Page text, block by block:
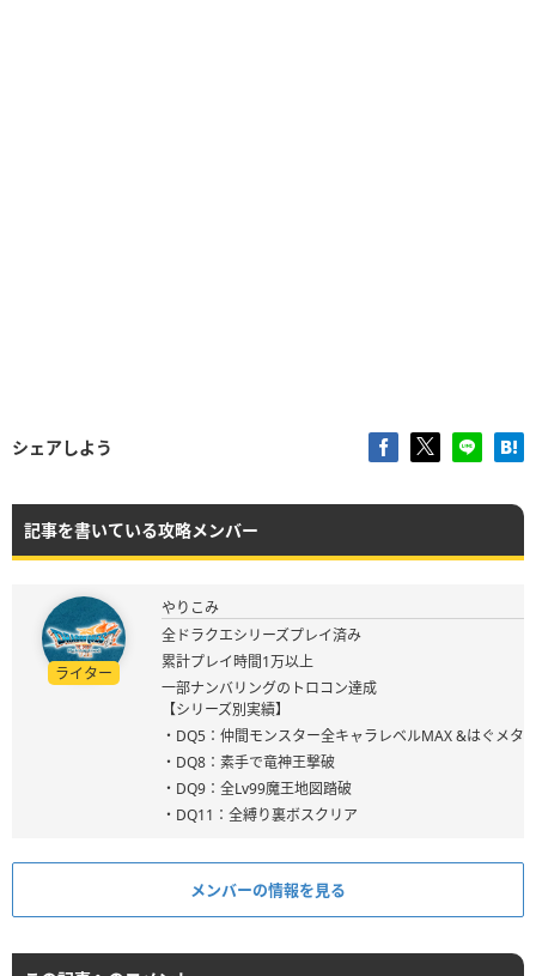
シェアしよう
記事を書いている攻略メンバー
ライター
やりこみ
全ドラクエシリーズプレイ済み
累計プレイ時間1万以上
一部ナンバリングのトロコン達成
【シリーズ別実績】
・DQ5：仲間モンスター全キャラレベルMAX &はぐメタ
・DQ8：素手で竜神王撃破
・DQ9：全Lv99魔王地図踏破
・DQ11：全縛り裏ボスクリア
メンバーの情報を見る